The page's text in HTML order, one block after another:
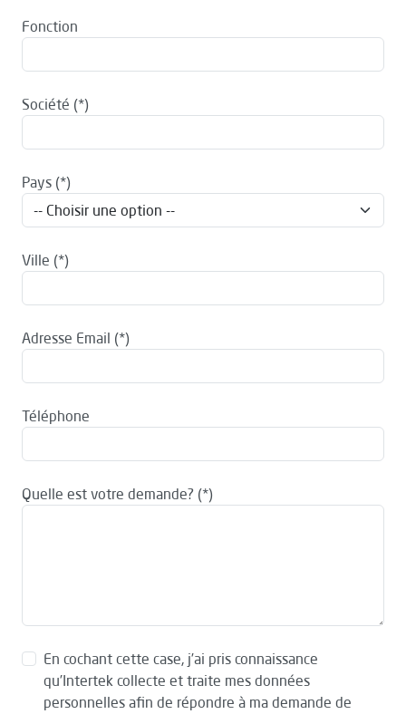
Fonction
Société
Pays
Ville
Adresse Email
Téléphone
Quelle est votre demande?
En cochant cette case, j’ai pris connaissance
qu’Intertek collecte et traite mes données
personnelles afin de répondre à ma demande de